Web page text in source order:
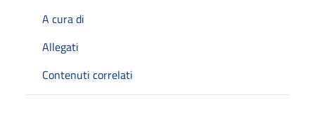
A cura di
Allegati
Contenuti correlati